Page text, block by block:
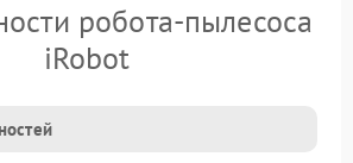
робота-пылесоса
iRobot